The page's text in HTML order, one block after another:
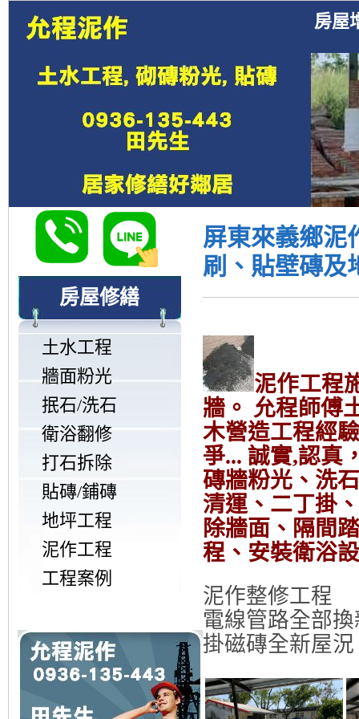
房屋
房屋修繕
土水工程
牆面粉光
抿石/洗石
衛浴翻修
打石拆除
貼磚/鋪磚
地坪工程
泥作工程
工程案例
屏東來義鄉泥
刷、貼壁磚及
泥作工程
牆。 允程師傅
木營造工程經
爭... 誠實,認真
磚牆粉光、洗
清運、二丁掛
除牆面、隔間
程、安裝衛浴
泥作整修工程
電線管路全部
掛磁磚全新屋